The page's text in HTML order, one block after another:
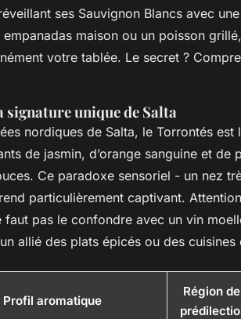
ses Sauvignon Blancs avec
maison ou un poisson
votre tablée. Le secret ?
signature unique de Salta
nordiques de Salta, le Torrontés est
de jasmin, d’orange sanguine et
Ce paradoxe sensoriel - un nez
particulièrement captivant.
faut pas le confondre avec un vin
allié des plats épicés ou des cuisines
Profil aromatique
Région de